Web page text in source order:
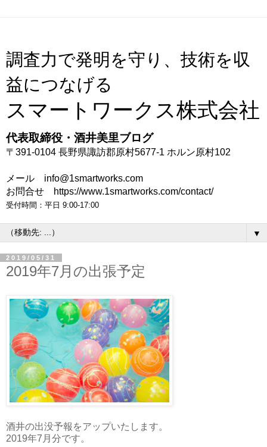
調査力で発明を守り、技術を収
益につなげる
スマートワークス株式会社
代表取締役・酒井美里ブログ
〒391-0104 長野県諏訪郡原村5677-1 ホルン原村102
メール info@1smartworks.com
お問合せ https://www.1smartworks.com/contact/
受付時間：平日 9:00-17:00
▼
2019/05/31
2019年7月の出張予定
酒井の出没予報をアップいたします。
2019年7月分です。